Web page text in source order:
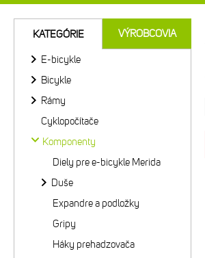
KATEGÓRIE VÝROBCOVIA
E-bicykle
Bicykle
Rámy
Cyklopočítače
Komponenty
Diely pre e-bicykle Merida
Duše
Expandre a podložky
Gripy
Háky prehadzovača